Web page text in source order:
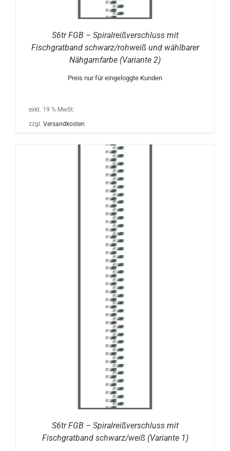
S6tr FGB – Spiralreißverschluss mit
Fischgratband schwarz/rohweiß und wählbarer
Nähgarnfarbe (Variante 2)
Preis nur für eingeloggte Kunden
exkl. 19 % MwSt.
zzgl. Versandkosten
S6tr FGB – Spiralreißverschluss mit
Fischgratband schwarz/weiß (Variante 1)